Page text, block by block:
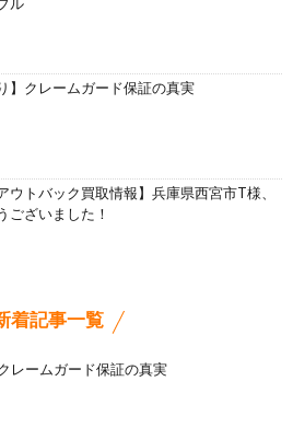
ル
】クレームガード保証の真実
ウトバック買取情報】兵庫県西宮市T様、
ございました！
着記事一覧
レームガード保証の真実